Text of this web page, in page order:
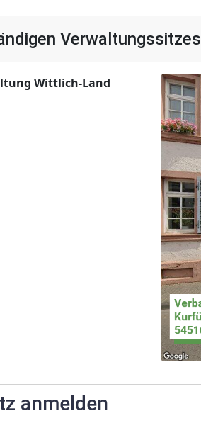
Verwaltungssitzes
Wittlich-Land
anmelden